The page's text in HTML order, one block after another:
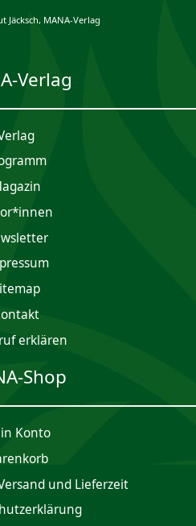
Jäcksch, MANA-Verlag
Verlag
erklären
Shop
Konto
und Lieferzeit